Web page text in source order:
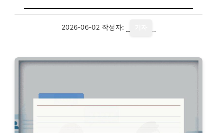
2026-06-02 작성자: